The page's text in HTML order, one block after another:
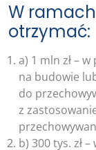
W
otrzymać:
a) 1 mln zł –
na budowie
do
z
b) 300 tys. zł